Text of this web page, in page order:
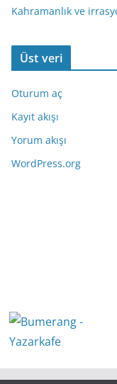
Kahramanlık ve
Üst veri
Oturum aç
Kayıt akışı
Yorum akışı
WordPress.org